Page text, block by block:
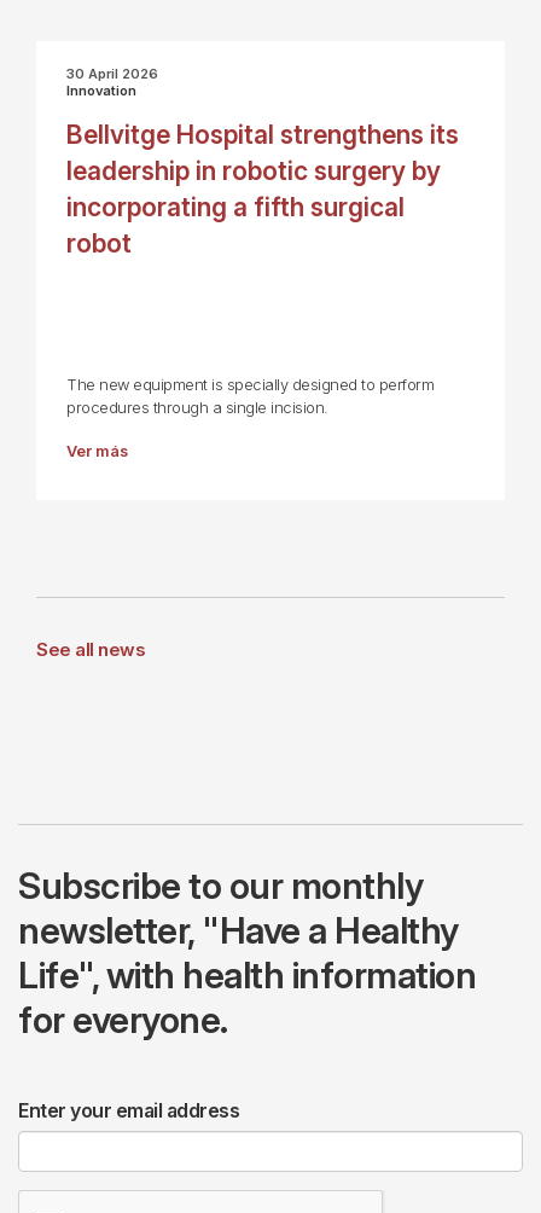
30 April 2026
Innovation
Bellvitge Hospital strengthens its
leadership in robotic surgery by
incorporating a fifth surgical
robot
The new equipment is specially designed to perform
procedures through a single incision.
Ver más
See all news
Subscribe to our monthly
newsletter, "Have a Healthy
Life", with health information
for everyone.
Enter your email address